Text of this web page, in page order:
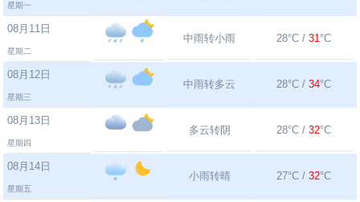
星期一
08月11日
星期二
中雨转小雨 28°C / 31°C
08月12日
星期三
中雨转多云 28°C / 34°C
08月13日
星期四
多云转阴 28°C / 32°C
08月14日
星期五
小雨转晴 27°C / 32°C